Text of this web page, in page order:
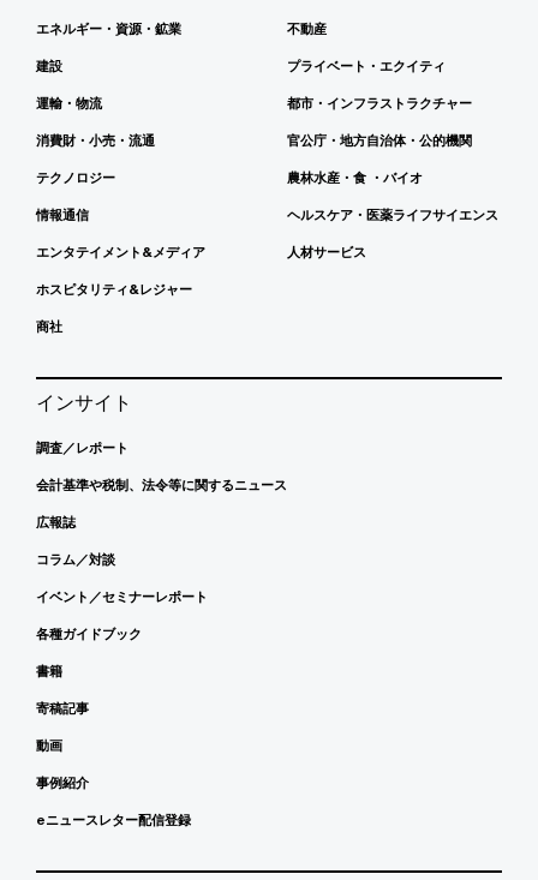
エネルギー・資源・鉱業
建設
運輸・物流
消費財・小売・流通
テクノロジー
情報通信
エンタテイメント&メディア
ホスピタリティ&レジャー
商社
不動産
プライベート・エクイティ
都市・インフラストラクチャー
官公庁・地方自治体・公的機関
農林水産・食 ・バイオ
ヘルスケア・医薬ライフサイエンス
人材サービス
インサイト
調査／レポート
会計基準や税制、法令等に関するニュース
広報誌
コラム／対談
イベント／セミナーレポート
各種ガイドブック
書籍
寄稿記事
動画
事例紹介
eニュースレター配信登録